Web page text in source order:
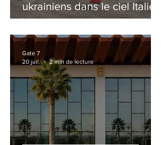
ukrainiens dans le ciel Italien
cet été
Gate 7
20 juil.
2 min de lecture